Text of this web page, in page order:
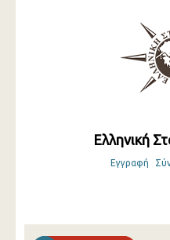
Ελληνική
Εγγραφή